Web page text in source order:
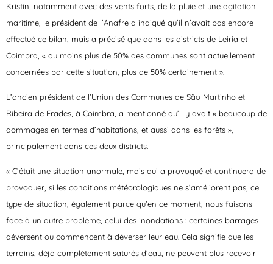
Kristin, notamment avec des vents forts, de la pluie et une agitation
maritime, le président de l’Anafre a indiqué qu’il n’avait pas encore
effectué ce bilan, mais a précisé que dans les districts de Leiria et
Coimbra, « au moins plus de 50% des communes sont actuellement
concernées par cette situation, plus de 50% certainement ».
L’ancien président de l’Union des Communes de São Martinho et
Ribeira de Frades, à Coimbra, a mentionné qu’il y avait « beaucoup de
dommages en termes d’habitations, et aussi dans les forêts »,
principalement dans ces deux districts.
« C’était une situation anormale, mais qui a provoqué et continuera de
provoquer, si les conditions météorologiques ne s’améliorent pas, ce
type de situation, également parce qu’en ce moment, nous faisons
face à un autre problème, celui des inondations : certaines barrages
déversent ou commencent à déverser leur eau. Cela signifie que les
terrains, déjà complètement saturés d’eau, ne peuvent plus recevoir